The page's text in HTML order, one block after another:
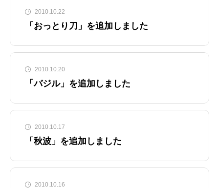
2010.10.22
「おっとり刀」を追加しました
2010.10.20
「バジル」を追加しました
2010.10.17
「秋波」を追加しました
2010.10.16